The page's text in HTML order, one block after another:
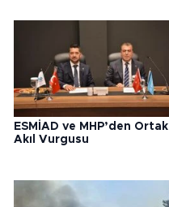
ESMİAD ve MHP’den Ortak
Akıl Vurgusu